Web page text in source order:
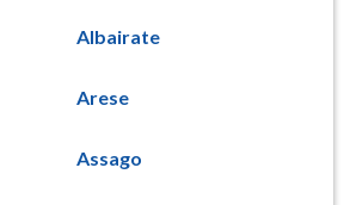
Albairate
Arese
Assago